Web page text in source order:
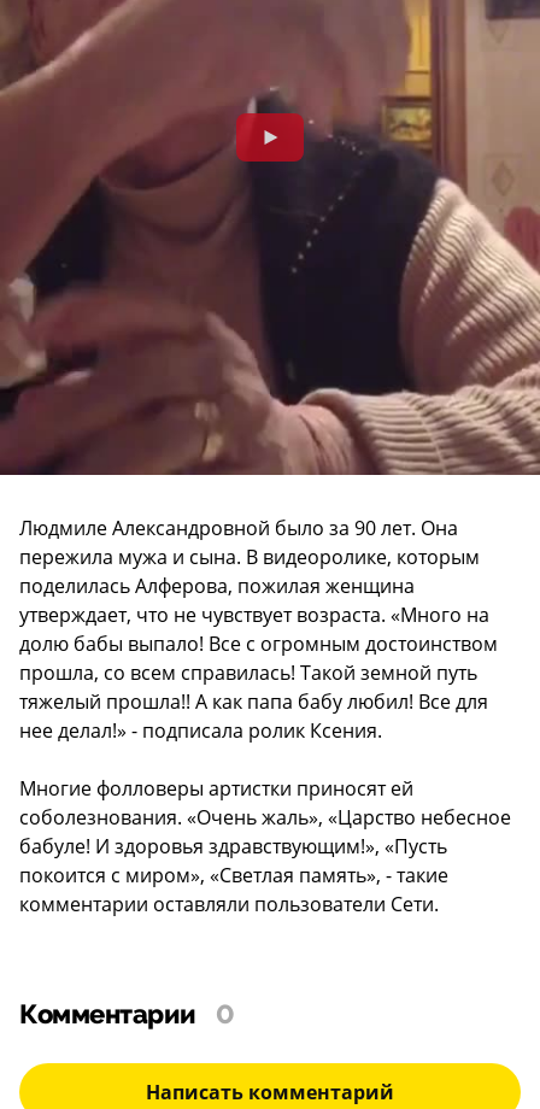
Людмиле Александровной было за 90 лет. Она
пережила мужа и сына. В видеоролике, которым
поделилась Алферова, пожилая женщина
утверждает, что не чувствует возраста. «Много на
долю бабы выпало! Все с огромным достоинством
прошла, со всем справилась! Такой земной путь
тяжелый прошла!! А как папа бабу любил! Все для
нее делал!» - подписала ролик Ксения.
Многие фолловеры артистки приносят ей
соболезнования. «Очень жаль», «Царство небесное
бабуле! И здоровья здравствующим!», «Пусть
покоится с миром», «Светлая память», - такие
комментарии оставляли пользователи Сети.
Комментарии 0
Написать комментарий